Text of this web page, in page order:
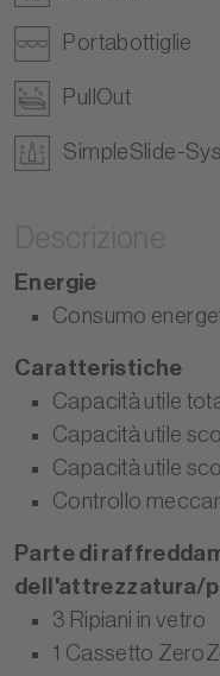
Portabottiglie
PullOut
SimpleSlide-
Energie
Consumo
Caratteristiche
Capacità utile
Capacità utile
Capacità utile
Controllo
Parte di
dell'attrezzatura/
3 Ripiani in vetro
1 Cassetto